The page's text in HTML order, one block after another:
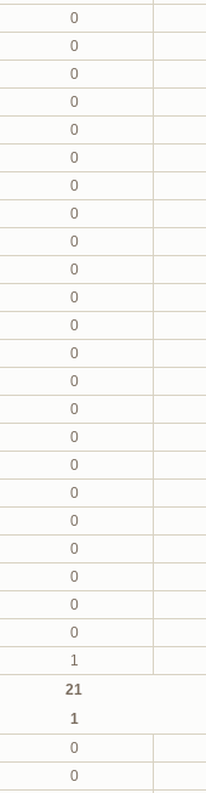
0
0
0
0
0
0
0
0
0
0
0
0
0
0
0
0
0
0
0
0
0
0
0
1
21
1
0
0